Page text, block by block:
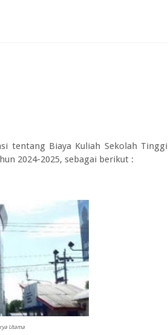
tentang Biaya Kuliah Sekolah Tinggi
2024-2025, sebagai berikut :
Utama